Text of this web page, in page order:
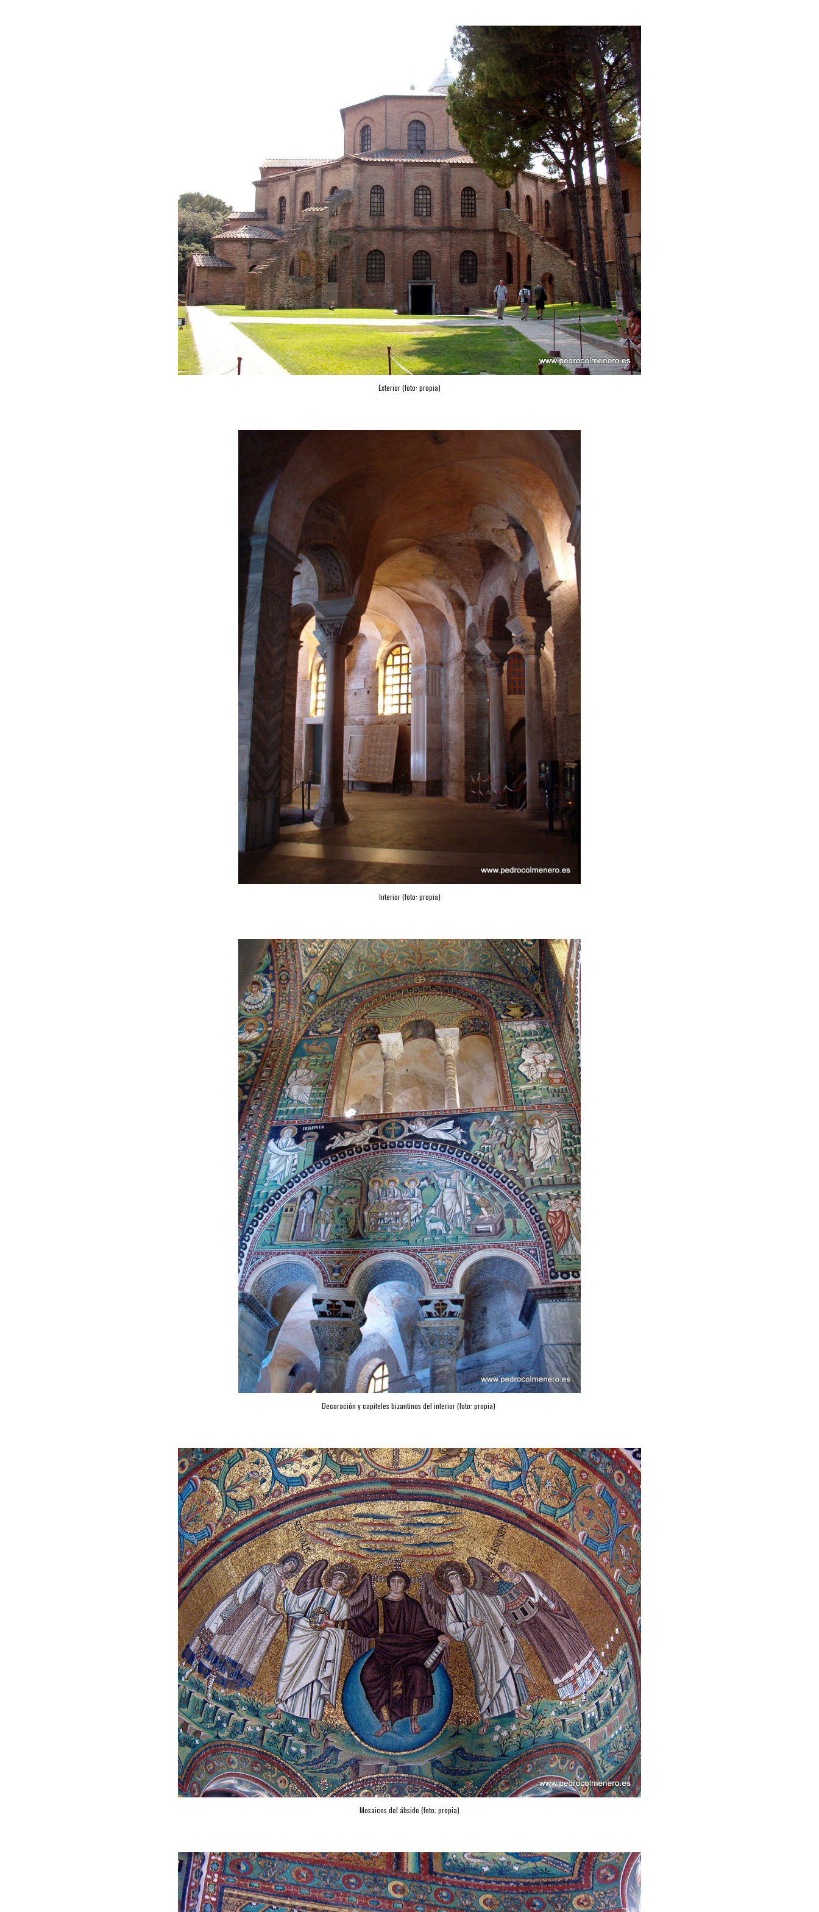
Exterior (foto: propia)
Interior (foto: propia)
Decoración y capiteles bizantinos del interior (foto: propia)
Mosaicos del ábside (foto: propia)